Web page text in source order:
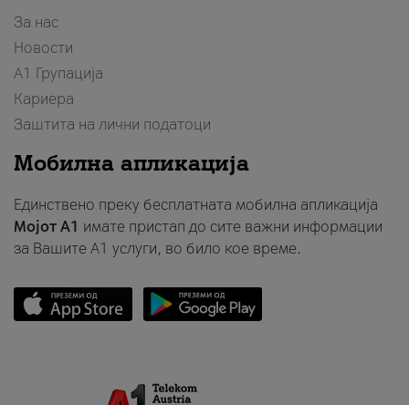
За нас
Новости
А1 Групација
Кариера
Заштита на лични податоци
Мобилна апликација
Единствено преку бесплатната мобилна апликација
Мојот A1 имате пристап до сите важни информации
за Вашите A1 услуги, во било кое време.